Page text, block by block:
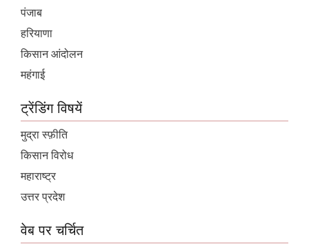
पंजाब
हरियाणा
किसान आंदोलन
महंगाई
ट्रेंडिंग विषयें
मुद्रा स्फ़ीति
किसान विरोध
महाराष्ट्र
उत्तर प्रदेश
वेब पर चर्चित